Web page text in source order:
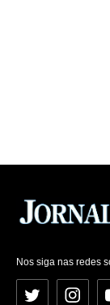
Nos siga nas redes
Twitter